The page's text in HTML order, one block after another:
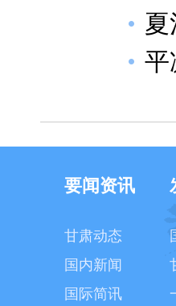
夏
平
要闻资讯
甘肃动态
国内新闻
国际简讯